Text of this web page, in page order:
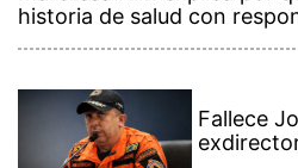
historia de salud con
Fallece